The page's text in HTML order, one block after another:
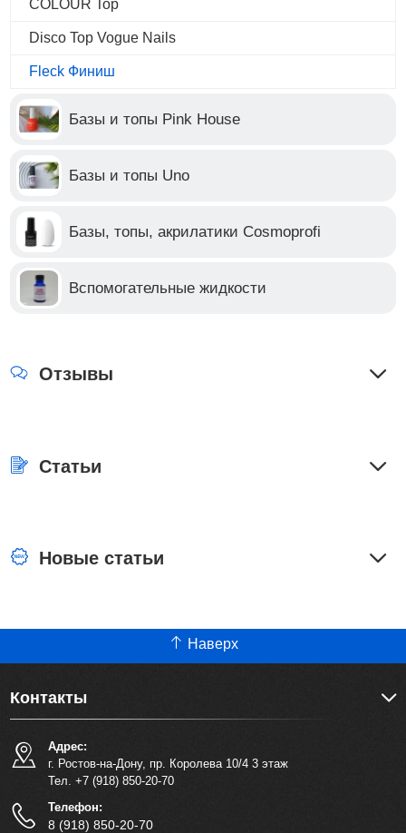
COLOUR Top
Disco Top Vogue Nails
Fleck Финиш
Базы и топы Pink House
Базы и топы Uno
Базы, топы, акрилатики Cosmoprofi
Вспомогательные жидкости
Отзывы
Статьи
Новые статьи
Наверх
Контакты
Адрес:
г. Ростов-на-Дону, пр. Королева 10/4 3 этаж
Тел. +7 (918) 850-20-70
Телефон:
8 (918) 850-20-70